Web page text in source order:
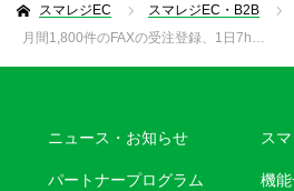
スマレジEC スマレジEC・B2B
月間1,800件のFAXの受注登録、1日7h…
ニュース・お知らせ
パートナープログラム
ス
機